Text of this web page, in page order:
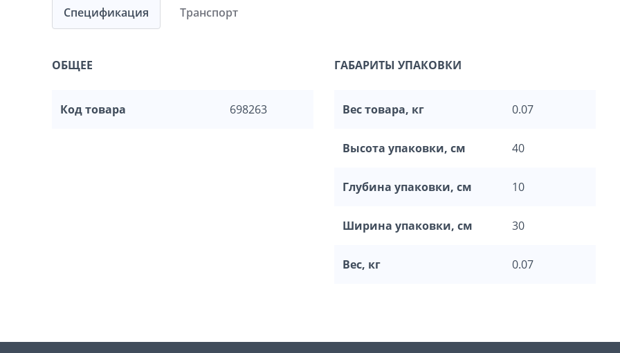
Спецификация
ОБЩЕЕ
Код товара 698263
ГАБАРИТЫ УПАКОВКИ
Вес товара, кг 0.07
Высота упаковки, см 40
Глубина упаковки, см 10
Ширина упаковки, см 30
Вес, кг 0.07
Транспорт